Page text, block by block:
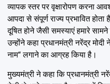
व्यापक स्तर पर वृक्षारोपण करना
आपदा से संपूर्ण राज्य प्रभावित
दूषित होने जैसी समस्याएं हमारे
उन्होंने कहा प्रधानमंत्री नरेंद्र
नाम“ लगाने का आग्रह किया है।
मुख्यमंत्री ने कहा कि प्रधानमंत्री